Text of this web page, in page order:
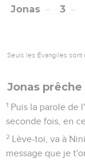
Jonas 3
Seuls les Évangiles
Jonas prêche
1 Puis la parole de
seconde fois, en
2 Lève-toi, va à
message que je